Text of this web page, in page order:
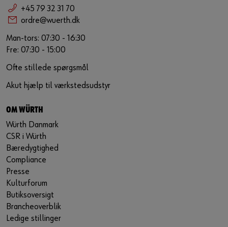
+45 79 32 31 70
ordre@wuerth.dk
Man-tors: 07:30 - 16:30
Fre: 07:30 - 15:00
Ofte stillede spørgsmål
Akut hjælp til værkstedsudstyr
OM WÜRTH
Würth Danmark
CSR i Würth
Bæredygtighed
Compliance
Presse
Kulturforum
Butiksoversigt
Brancheoverblik
Ledige stillinger